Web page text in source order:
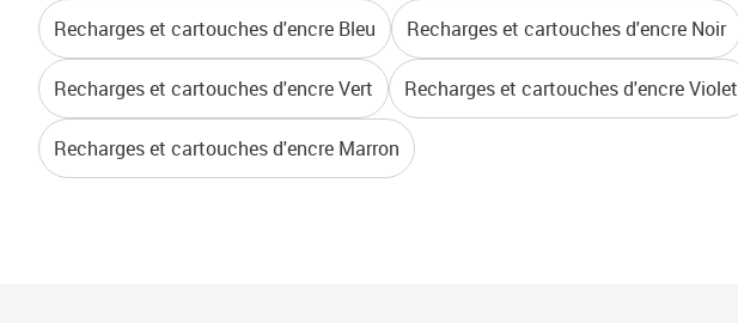
Recharges et cartouches d'encre Bleu Recharges et cartouches d'encre Noir
Recharges et cartouches d'encre Vert Recharges et cartouches d'encre Violet
Recharges et cartouches d'encre Marron